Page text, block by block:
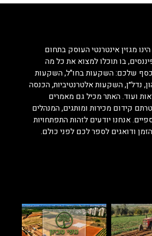
KAN INVEST הינו מגזין אינטרנטי העוסק בתחום
בו תוכלו למצוא את כל מה
שלכם: השקעות בחו"ל, השקעות
נדל״ן, השקעות אלטרנטיביות, הכנסה
ועוד. האתר מכיל גם מאמרים
קידום מכירות ומותגים, המנהלים
אנחנו יודעים לזהות התפתחויות
ודואגים לספר לכם לפני כולם.